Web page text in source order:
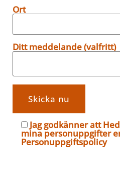
Ort
Ditt meddelande (valfritt)
Jag godkänner att
mina personuppgifter
Personuppgiftspolicy